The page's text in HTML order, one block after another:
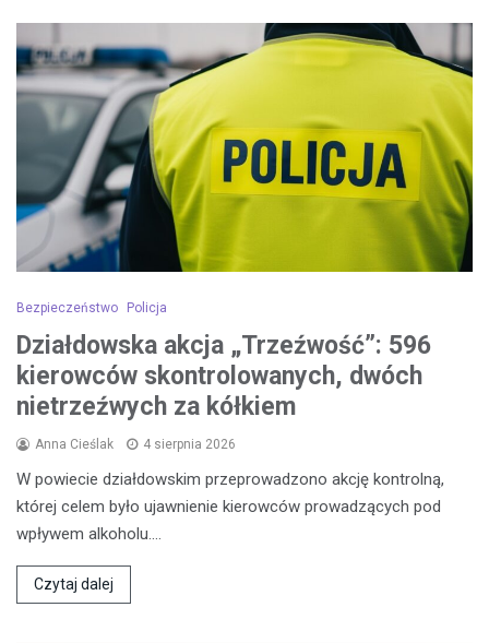
Bezpieczeństwo Policja
Działdowska akcja „Trzeźwość”: 596
kierowców skontrolowanych, dwóch
nietrzeźwych za kółkiem
Anna Cieślak 4 sierpnia 2026
W powiecie działdowskim przeprowadzono akcję kontrolną,
której celem było ujawnienie kierowców prowadzących pod
wpływem alkoholu.…
Czytaj dalej